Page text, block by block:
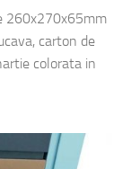
260x270x65mm
carton de
colorata in